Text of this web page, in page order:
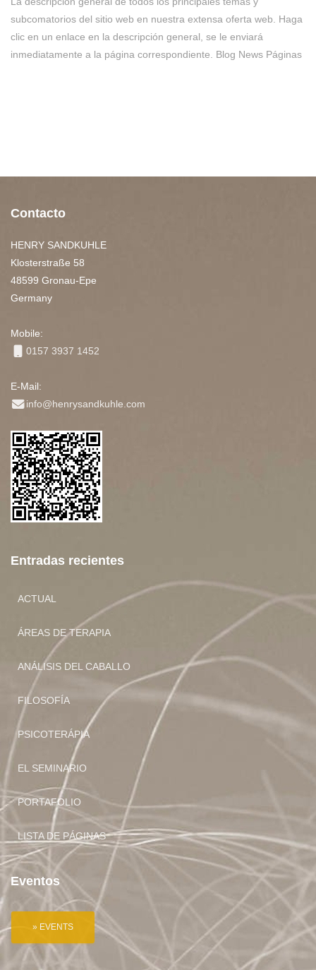
subcomatorios del sitio web en nuestra extensa oferta web. Haga
clic en un enlace en la descripción general, se le enviará
inmediatamente a la página correspondiente. Blog News Páginas
Contacto
HENRY SANDKUHLE
Klosterstraße 58
48599 Gronau-Epe
Germany
Mobile:
0157 3937 1452
E-Mail:
info@henrysandkuhle.com
Entradas recientes
ACTUAL
ÁREAS DE TERAPIA
ANÁLISIS DEL CABALLO
FILOSOFÍA
PSICOTERÁPIA
EL SEMINARIO
PORTAFOLIO
LISTA DE PÁGINAS
Eventos